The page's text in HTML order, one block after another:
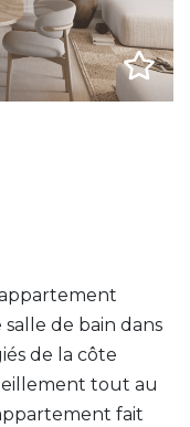
de bain dans
de la côte
tout au
fait